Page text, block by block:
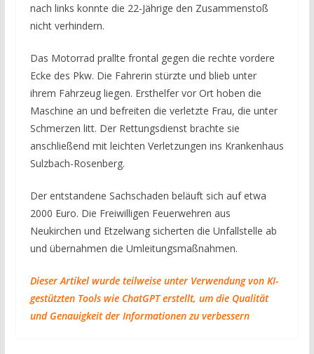
nach links konnte die 22-Jährige den Zusammenstoß
nicht verhindern.
Das Motorrad prallte frontal gegen die rechte vordere
Ecke des Pkw. Die Fahrerin stürzte und blieb unter
ihrem Fahrzeug liegen. Ersthelfer vor Ort hoben die
Maschine an und befreiten die verletzte Frau, die unter
Schmerzen litt. Der Rettungsdienst brachte sie
anschließend mit leichten Verletzungen ins Krankenhaus
Sulzbach-Rosenberg.
Der entstandene Sachschaden beläuft sich auf etwa
2000 Euro. Die Freiwilligen Feuerwehren aus
Neukirchen und Etzelwang sicherten die Unfallstelle ab
und übernahmen die Umleitungsmaßnahmen.
Dieser Artikel wurde teilweise unter Verwendung von KI-
gestützten Tools wie ChatGPT erstellt, um die Qualität
und Genauigkeit der Informationen zu verbessern